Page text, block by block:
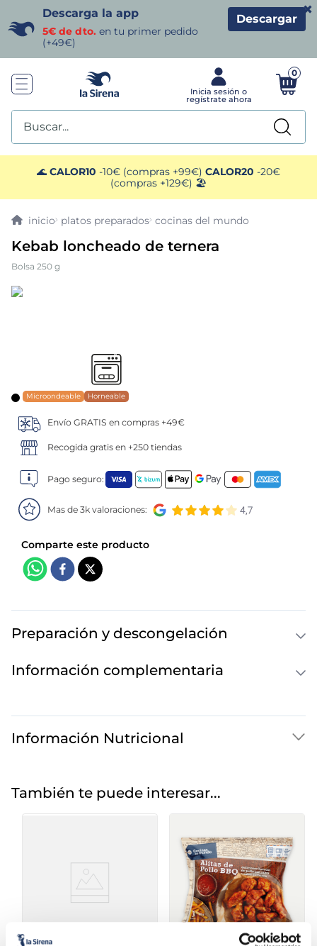
Descarga la app
5€ de dto. en tu primer pedido
(+49€)
Descargar
×
0
Buscar...
🌊 CALOR10 -10€ (compras +99€) CALOR20 -20€
(compras +129€) 🏖️
platos preparados cocinas del mundo
Kebab loncheado de ternera
Bolsa 250 g
Microondeable Horneable
Envío GRATIS en compras +49€
Recogida gratis en +250 tiendas
Pago seguro:
Mas de 3k valoraciones:
Preparación y descongelación
Información complementaria
Información Nutricional
También te puede interesar...
TÉRMINOS MÁS BUSCADOS
1. helados sirena
3. patatas
. gambon
9. listísimos
10. pollo